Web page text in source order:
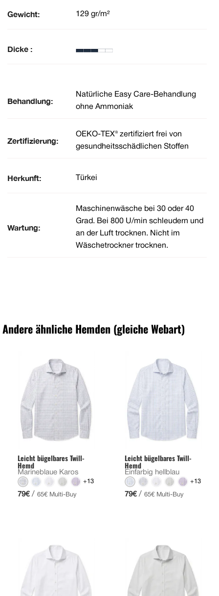
Gewicht: 129 gr/m²
Dicke :
Behandlung:
Natürliche Easy Care-Behandlung
ohne Ammoniak
Zertifizierung:
OEKO-TEX® zertifiziert frei von
gesundheitsschädlichen Stoffen
Herkunft: Türkei
Wartung:
Maschinenwäsche bei 30 oder 40
Grad. Bei 800 U/min schleudern und
an der Luft trocknen. Nicht im
Wäschetrockner trocknen.
Andere ähnliche Hemden (gleiche Webart)
Leicht bügelbares Twill-
Hemd
Marineblaue Karos
+13
79€ / 65€ Multi-Buy
Leicht bügelbares Twill-
Hemd
Einfarbig hellblau
+13
79€ / 65€ Multi-Buy